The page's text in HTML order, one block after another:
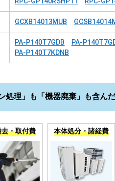
GCXB14013MUB
PA-P140T7GDB PA-
PA-P140T7KDNB
処理」も「機器廃棄」も含ん
去・取付費 本体処分・諸経費